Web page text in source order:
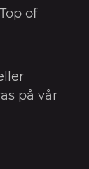
of
på vår